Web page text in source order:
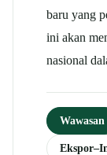
baru yang
ini akan
nasional
Wawasan